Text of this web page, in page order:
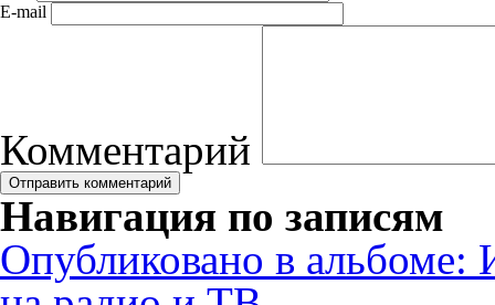
E-mail
Комментарий
Навигация по записям
Опубликовано в альбоме: